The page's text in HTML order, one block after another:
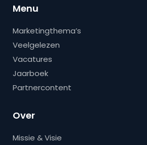
Menu
Marketingthema’s
Veelgelezen
Vacatures
Jaarboek
Partnercontent
Over
Missie & Visie